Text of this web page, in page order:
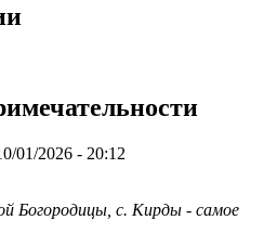
01/2026 - 20:12
Богородицы, с. Кирды - самое